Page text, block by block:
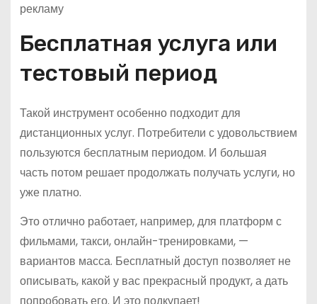
рекламу
Бесплатная услуга или
тестовый период
Такой инструмент особенно подходит для
дистанционных услуг. Потребители с удовольствием
пользуются бесплатным периодом. И большая
часть потом решает продолжать получать услуги, но
уже платно.
Это отлично работает, например, для платформ с
фильмами, такси, онлайн-тренировками, —
вариантов масса. Бесплатный доступ позволяет не
описывать, какой у вас прекрасный продукт, а дать
попробовать его. И это подкупает!